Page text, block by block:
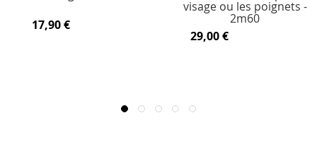
17,90 €
visage ou les poignets -
2m60
29,00 €